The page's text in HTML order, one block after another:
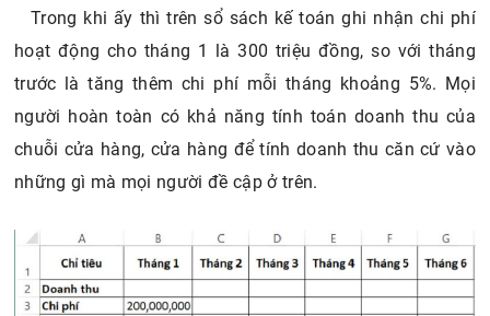
Trong khi ấy thì trên sổ sách kế toán ghi nhận chi phí
hoạt động cho tháng 1 là 300 triệu đồng, so với tháng
trước là tăng thêm chi phí mỗi tháng khoảng 5%. Mọi
người hoàn toàn có khả năng tính toán doanh thu của
chuỗi cửa hàng, cửa hàng để tính doanh thu căn cứ vào
những gì mà mọi người đề cập ở trên.